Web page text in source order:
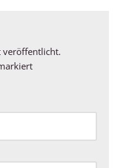
veröffentlicht.